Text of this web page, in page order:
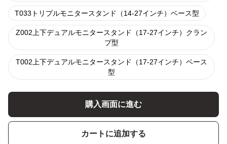
T033トリプルモニタースタンド（14-27インチ）ベース型
Z002上下デュアルモニタースタンド（17-27インチ）クラン
プ型
T002上下デュアルモニタースタンド（17-27インチ）ベース
型
購入画面に進む
カートに追加する